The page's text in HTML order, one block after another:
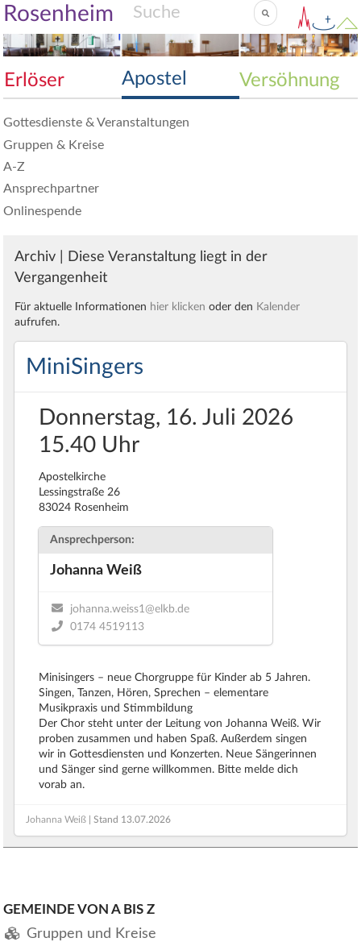
Rosenheim
Erlöser Apostel Versöhnung
Gottesdienste & Veranstaltungen
Gruppen & Kreise
A-Z
Ansprechpartner
Onlinespende
Archiv | Diese Veranstaltung liegt in der
Vergangenheit
Für aktuelle Informationen hier klicken oder den Kalender
aufrufen.
MiniSingers
Donnerstag, 16. Juli 2026
15.40 Uhr
Apostelkirche
Lessingstraße 26
83024 Rosenheim
Ansprechperson:
Johanna Weiß
johanna.weiss1@elkb.de
0174 4519113
Minisingers – neue Chorgruppe für Kinder ab 5 Jahren.
Singen, Tanzen, Hören, Sprechen – elementare
Musikpraxis und Stimmbildung
Der Chor steht unter der Leitung von Johanna Weiß. Wir
proben zusammen und haben Spaß. Außerdem singen
wir in Gottesdiensten und Konzerten. Neue Sängerinnen
und Sänger sind gerne willkommen. Bitte melde dich
vorab an.
Johanna Weiß | Stand 13.07.2026
GEMEINDE VON A BIS Z
Gruppen und Kreise